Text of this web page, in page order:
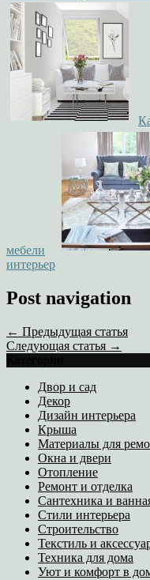
мебели
интерьер
Post navigation
← Предыдущая статья
Следующая статья →
Двор и сад
Декор
Дизайн интерьера
Крыша
Материалы для
Окна и двери
Отопление
Ремонт и отделка
Сантехника и
Стили интерьера
Строительство
Текстиль и
Техника для дома
Уют и комфорт в